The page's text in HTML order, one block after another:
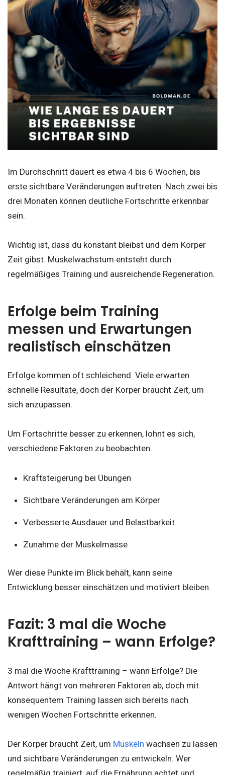
Im Durchschnitt dauert es etwa 4 bis 6 Wochen, bis
erste sichtbare Veränderungen auftreten. Nach zwei bis
drei Monaten können deutliche Fortschritte erkennbar
sein.
Wichtig ist, dass du konstant bleibst und dem Körper
Zeit gibst. Muskelwachstum entsteht durch
regelmäßiges Training und ausreichende Regeneration.
Erfolge beim Training
messen und Erwartungen
realistisch einschätzen
Erfolge kommen oft schleichend. Viele erwarten
schnelle Resultate, doch der Körper braucht Zeit, um
sich anzupassen.
Um Fortschritte besser zu erkennen, lohnt es sich,
verschiedene Faktoren zu beobachten.
Kraftsteigerung bei Übungen
Sichtbare Veränderungen am Körper
Verbesserte Ausdauer und Belastbarkeit
Zunahme der Muskelmasse
Wer diese Punkte im Blick behält, kann seine
Entwicklung besser einschätzen und motiviert bleiben.
Fazit: 3 mal die Woche
Krafttraining – wann Erfolge?
3 mal die Woche Krafttraining – wann Erfolge? Die
Antwort hängt von mehreren Faktoren ab, doch mit
konsequentem Training lassen sich bereits nach
wenigen Wochen Fortschritte erkennen.
Der Körper braucht Zeit, um Muskeln wachsen zu lassen
und sichtbare Veränderungen zu entwickeln. Wer
regelmäßig trainiert, auf die Ernährung achtet und